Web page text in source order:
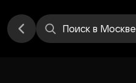
Поиск в Москве